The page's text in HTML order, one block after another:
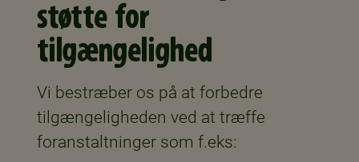
støtte for
tilgængelighed
Vi bestræber os på at forbedre
tilgængeligheden ved at træffe
foranstaltninger som f.eks: